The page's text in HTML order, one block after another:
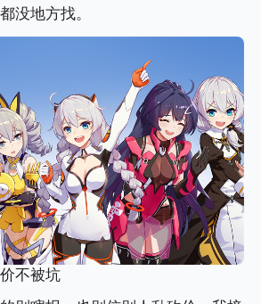
没地方找。
不被坑